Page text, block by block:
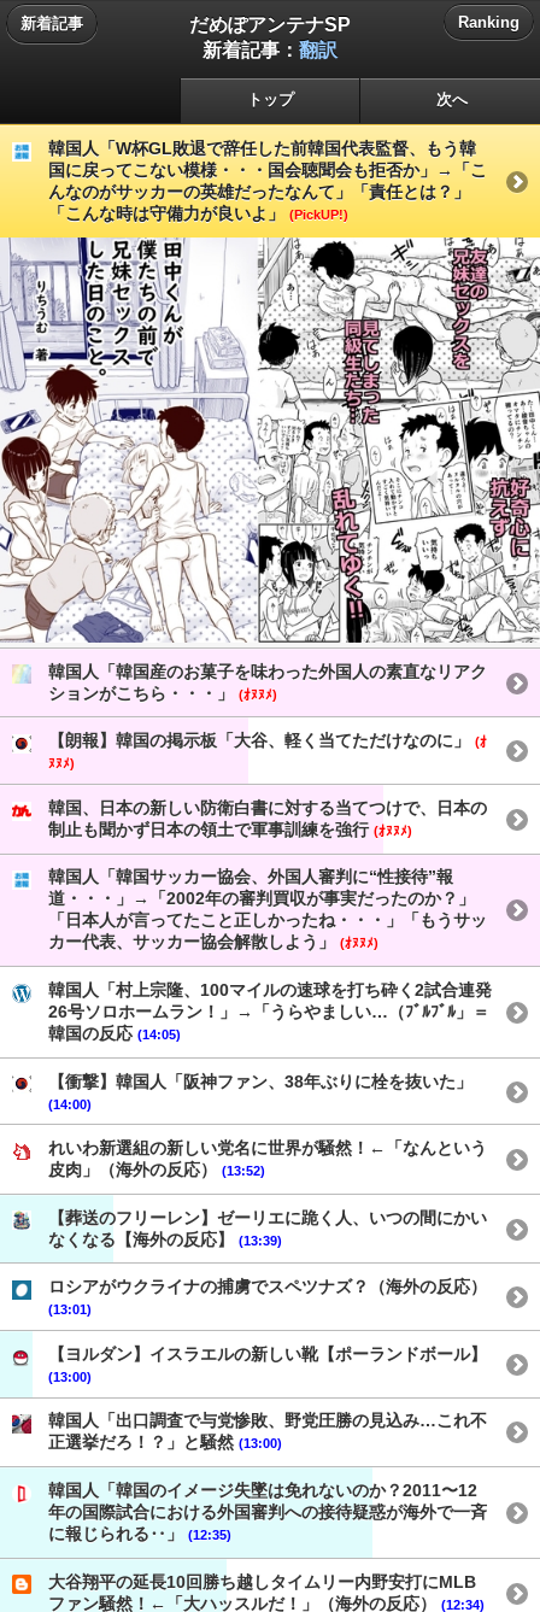
新着記事
だめぽアンテナSP
新着記事： 翻訳
Ranking
トップ 次へ
韓国人「W杯GL敗退で辞任した前韓国代表監督、もう韓
国に戻ってこない模様・・・国会聴聞会も拒否か」→「こ
んなのがサッカーの英雄だったなんて」「責任とは？」
「こんな時は守備力が良いよ」
(PickUP!)
韓国人「韓国産のお菓子を味わった外国人の素直なリアク
ションがこちら・・・」
(ｵﾇﾇﾒ)
【朗報】韓国の掲示板「大谷、軽く当てただけなのに」
(ｵ
ﾇﾇﾒ)
韓国、日本の新しい防衛白書に対する当てつけで、日本の
制止も聞かず日本の領土で軍事訓練を強行 (ｵﾇﾇﾒ)
韓国人「韓国サッカー協会、外国人審判に“性接待”報
道・・・」→「2002年の審判買収が事実だったのか？」
「日本人が言ってたこと正しかったね・・・」「もうサッ
カー代表、サッカー協会解散しよう」
(ｵﾇﾇﾒ)
韓国人「村上宗隆、100マイルの速球を打ち砕く2試合連発
26号ソロホームラン！」→「うらやましい…（ﾌﾞﾙﾌﾞﾙ」＝
韓国の反応 (14:05)
【衝撃】韓国人「阪神ファン、38年ぶりに栓を抜いた」
(14:00)
れいわ新選組の新しい党名に世界が騒然！←「なんという
皮肉」（海外の反応）
(13:52)
【葬送のフリーレン】ゼーリエに跪く人、いつの間にかい
なくなる【海外の反応】
(13:39)
ロシアがウクライナの捕虜でスペツナズ？（海外の反応）
(13:01)
【ヨルダン】イスラエルの新しい靴【ポーランドボール】
(13:00)
韓国人「出口調査で与党惨敗、野党圧勝の見込み…これ不
正選挙だろ！？」と騒然 (13:00)
韓国人「韓国のイメージ失墜は免れないのか？2011〜12
年の国際試合における外国審判への接待疑惑が海外で一斉
に報じられる‥」
(12:35)
大谷翔平の延長10回勝ち越しタイムリー内野安打にMLB
ファン騒然！←「大ハッスルだ！」（海外の反応）
(12:34)